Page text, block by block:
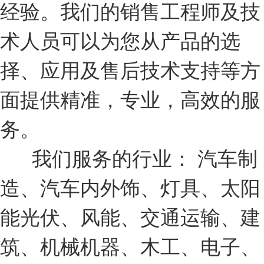
经验。我们的销售工程师及技
术人员可以为您从产品的选
择、应用及售后技术支持等方
面提供精准，专业，高效的服
务。
我们服务的行业： 汽车制
造、汽车内外饰、灯具、太阳
能光伏、风能、交通运输、建
筑、机械机器、木工、电子、